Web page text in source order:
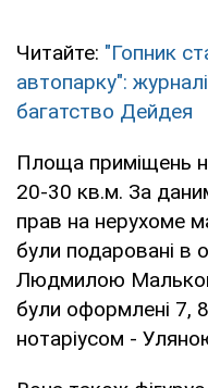
Читайте: "Гопник
автопарку":
багатство Дейдея
Площа приміщень
20-30 кв.м. За
прав на нерухоме
були подаровані в
Людмилою
були оформлені 7,
нотаріусом -